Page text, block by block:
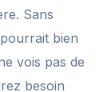
Sans
bien
vois pas de
besoin